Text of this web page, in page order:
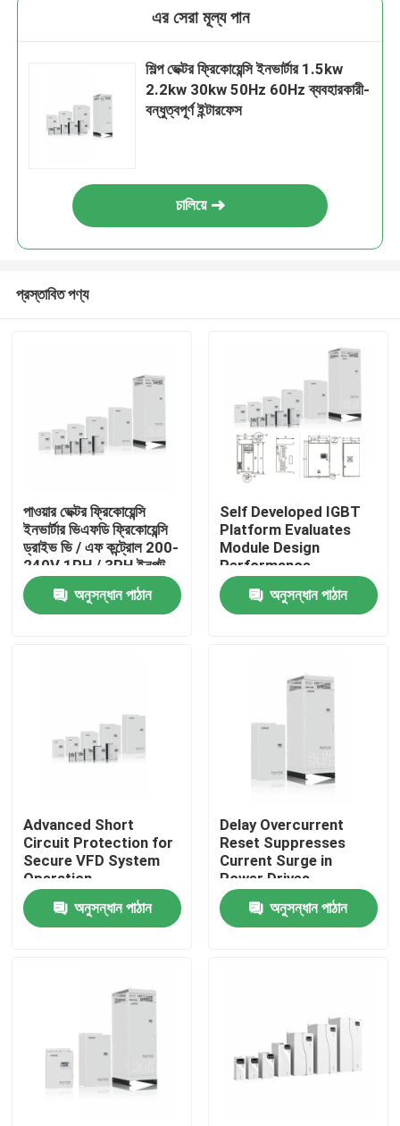
বাড়ি
কারখানা পরিদর্শন
গুণমান নিয়ন্ত্রণ
একটি উদ্ধৃতি অনুরোধ করুন
এর সেরা মূল্য পান
শিল্প ভেক্টর ফ্রিকোয়েন্সি ইনভার্টার 1.5kw
2.2kw 30kw 50Hz 60Hz ব্যবহারকারী-
বন্ধুত্বপূর্ণ ইন্টারফেস
চালিয়ে
প্রস্তাবিত পণ্য
পাওয়ার ভেক্টর ফ্রিকোয়েন্সি
ইনভার্টার ভিএফডি ফ্রিকোয়েন্সি
ড্রাইভ ভি / এফ কন্ট্রোল 200-
240V 1PH / 3PH ইনপুট
ভোল্টেজ নিম্ন কম্পন
অনুসন্ধান পাঠান
Self Developed IGBT
Platform Evaluates
Module Design
Performance
অনুসন্ধান পাঠান
Advanced Short
Circuit Protection for
Secure VFD System
Operation
অনুসন্ধান পাঠান
Delay Overcurrent
Reset Suppresses
Current Surge in
Power Drives
অনুসন্ধান পাঠান